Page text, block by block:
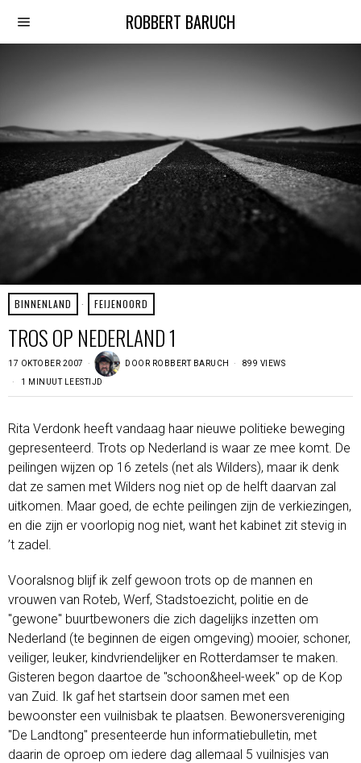
ROBBERT BARUCH
BINNENLAND · FEIJENOORD
TROS OP NEDERLAND 1
17 OKTOBER 2007 DOOR ROBBERT BARUCH 899 VIEWS
1 MINUUT LEESTIJD
Rita Verdonk heeft vandaag haar nieuwe politieke beweging
gepresenteerd. Trots op Nederland is waar ze mee komt. De
peilingen wijzen op 16 zetels (net als Wilders), maar ik denk
dat ze samen met Wilders nog niet op de helft daarvan zal
uitkomen. Maar goed, de echte peilingen zijn de verkiezingen,
en die zijn er voorlopig nog niet, want het kabinet zit stevig in
’t zadel.
Vooralsnog blijf ik zelf gewoon trots op de mannen en
vrouwen van Roteb, Werf, Stadstoezicht, politie en de
"gewone" buurtbewoners die zich dagelijks inzetten om
Nederland (te beginnen de eigen omgeving) mooier, schoner,
veiliger, leuker, kindvriendelijker en Rotterdamser te maken.
Gisteren begon daartoe de "schoon&heel-week" op de Kop
van Zuid. Ik gaf het startsein door samen met een
bewoonster een vuilnisbak te plaatsen. Bewonersvereniging
"De Landtong" presenteerde hun informatiebulletin, met
daarin de oproep om iedere dag allemaal 5 vuilnisjes van